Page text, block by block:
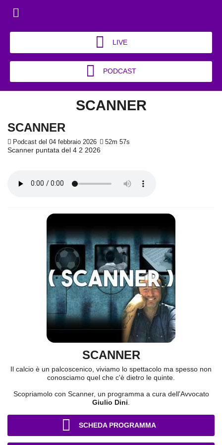
LIVE
PODCAST
SCANNER
SCANNER
Podcast del 04 febbraio 2026 52m 57s
Scanner puntata del 4 2 2026
SCANNER
Il calcio è un palcoscenico, viviamo lo spettacolo ma spesso non
conosciamo quel che c'è dietro le quinte.
Scopriamolo con Scanner, un programma a cura dell'Avvocato
Giulio Dini.
SCHEDA PROGRAMMA